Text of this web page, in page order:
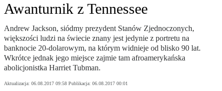
Awanturnik z Tennessee
Andrew Jackson, siódmy prezydent Stanów Zjednoczonych,
większości ludzi na świecie znany jest jedynie z portretu na
banknocie 20-dolarowym, na którym widnieje od blisko 90 lat.
Wkrótce jednak jego miejsce zajmie tam afroamerykańska
abolicjonistka Harriet Tubman.
Aktualizacja: 06.08.2017 09:58 Publikacja: 06.08.2017 00:01